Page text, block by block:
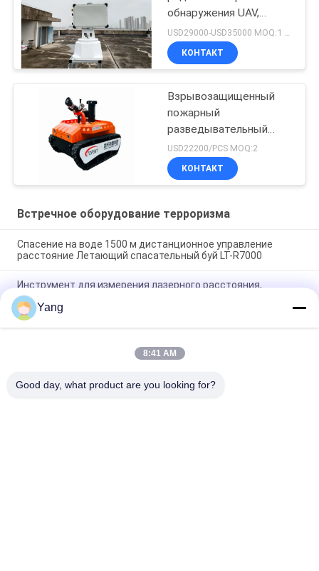
обнаружения UAV,
радиолокатор
наблюдения трутня
КОНТАКТ
Взрывозащищенный
пожарный
разведывательный
робот
USD22200/PCS MOQ:2
КОНТАКТ
Встречное оборудование терроризма
Спасение на воде 1500 м дистанционное управление
расстояние Летающий спасательный буй LT-R7000
Инструмент для измерения лазерного расстояния,
безопасный для минного использования, с дальностью
300 м, без отражающих пластин и интегрированного
телескопа
Взрывостойкий пожарный робот с тяговой силой 6500N
1100 м дистанционным управлением и способностью к
Yang
8:41 AM
Good day, what product are you looking for?